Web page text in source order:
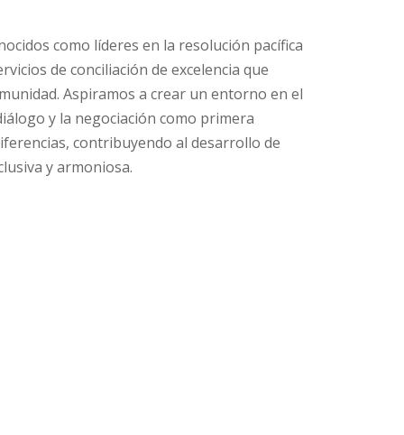
como líderes en la resolución pacífica
de conciliación de excelencia que
Aspiramos a crear un entorno en el
y la negociación como primera
contribuyendo al desarrollo de
y armoniosa.